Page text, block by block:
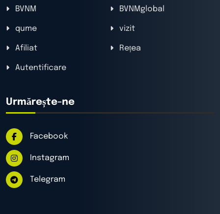
BVNM BVNMglobal
qume vizit
Afiliat Rețea
Autentificare
Urmărește-ne
Facebook
Instagram
Telegram